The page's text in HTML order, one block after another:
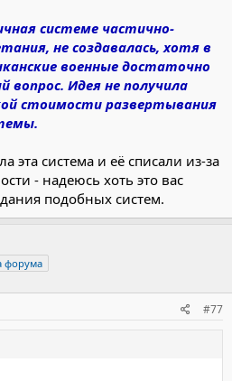
системе частично-
не создавалась, хотя в
военные достаточно
вопрос. Идея не получила
стоимости развертывания
эта система и её списали из-за
- надеюсь хоть это вас
подобных систем.
форума
#77